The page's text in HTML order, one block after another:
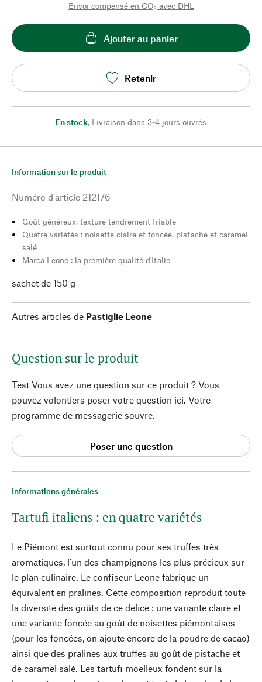
Envoi compensé en CO₂ avec DHL
Ajouter au panier
Retenir
En stock, Livraison dans 3-4 jours ouvrés
Informations générales
Tartufi italiens : en quatre variétés
Le Piémont est surtout connu pour ses truffes très
aromatiques, l'un des champignons les plus précieux sur
le plan culinaire. Le confiseur Leone fabrique un
équivalent en pralines. Cette composition reproduit toute
la diversité des goûts de ce délice : une variante claire et
une variante foncée au goût de noisettes piémontaises
(pour les foncées, on ajoute encore de la poudre de cacao)
ainsi que des pralines aux truffes au goût de pistache et
de caramel salé. Les tartufi moelleux fondent sur la
Information sur le produit
Numéro d'article 212176
Goût généreux, texture tendrement friable
Quatre variétés : noisette claire et foncée, pistache et caramel
salé
Marca Leone : la première qualité d'Italie
sachet de 150 g
Autres articles de Pastiglie Leone
Question sur le produit
Test Vous avez une question sur ce produit ? Vous
pouvez volontiers poser votre question ici. Votre
programme de messagerie souvre.
Poser une question